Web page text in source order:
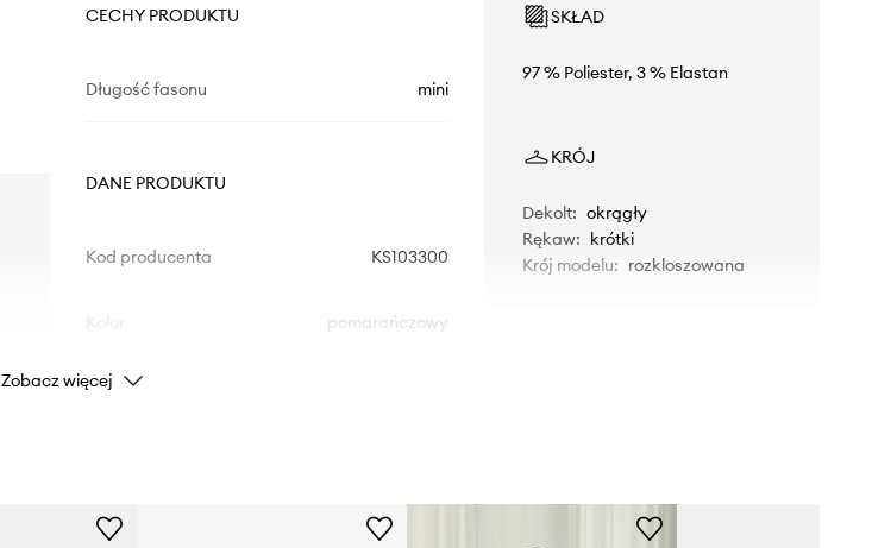
CECHY PRODUKTU
Długość fasonu mini
DANE PRODUKTU
Kod producenta KS103300
pomarańczowy
Marka
ID Produktu
SKŁAD
97 % Poliester, 3 % Elastan
KRÓJ
Dekolt: okrągły
Rękaw:
krótki
Krój modelu: rozkloszowana
Zobacz więcej